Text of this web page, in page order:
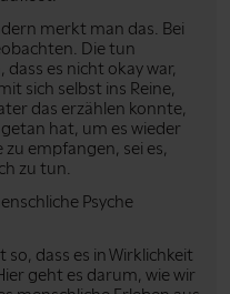
merkt man das. Bei
Die tun
es nicht okay war,
sich selbst ins Reine,
das erzählen konnte,
hat, um es wieder
empfangen, sei es,
zu tun.
Psyche
dass es in Wirklichkeit
geht es darum, wie wir